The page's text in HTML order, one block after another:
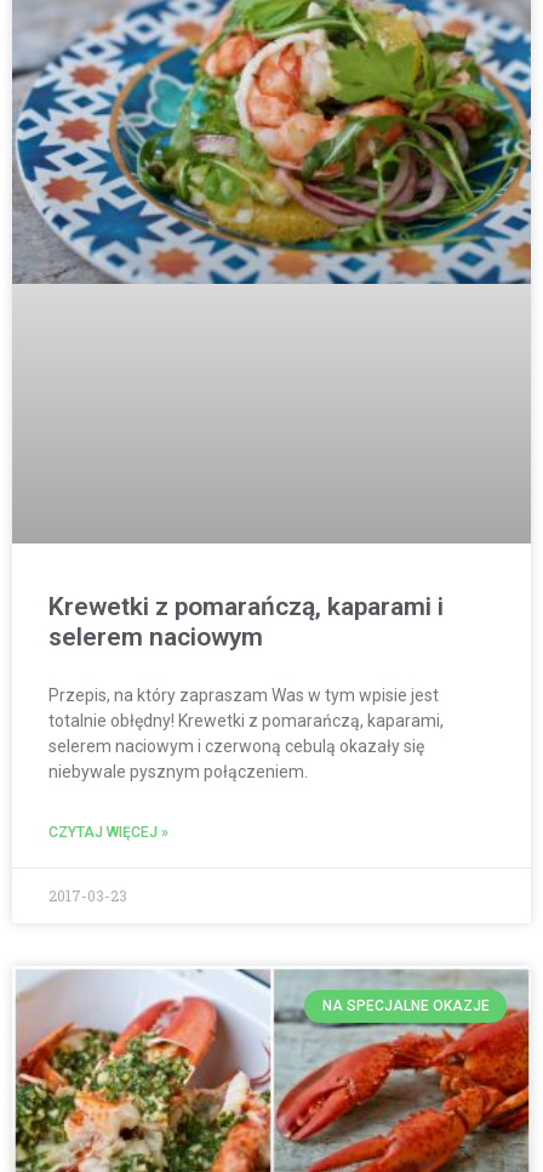
Krewetki z pomarańczą, kaparami i
selerem naciowym
Przepis, na który zapraszam Was w tym wpisie jest
totalnie obłędny! Krewetki z pomarańczą, kaparami,
selerem naciowym i czerwoną cebulą okazały się
niebywale pysznym połączeniem.
CZYTAJ WIĘCEJ »
2017-03-23
NA SPECJALNE OKAZJE